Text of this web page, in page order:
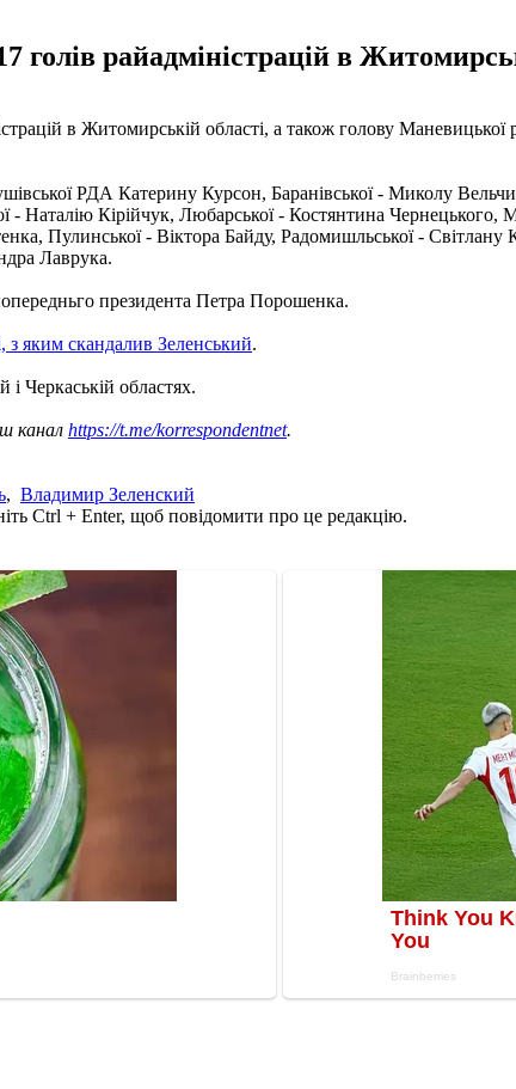
голів райадміністрацій в
в Житомирській області, а також голову
РДА Катерину Курсон, Баранівської - Миколу
Наталію Кірійчук, Любарської - Костянтина
Пулинської - Віктора Байду, Радомишльської -
Лаврука.
президента Петра Порошенка.
з яким скандалив Зеленський.
і Черкаській областях.
канал https://t.me/korrespondentnet.
, Владимир Зеленский
Ctrl + Enter, щоб повідомити про це редакцію.